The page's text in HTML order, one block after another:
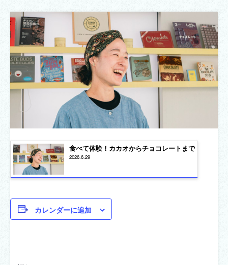
食べて体験！カカオからチョコレートまで
2026.6.29
カレンダーに追加